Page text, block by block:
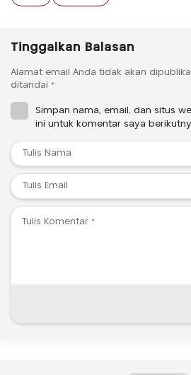
Tinggalkan Balasan
Alamat email Anda tidak akan
ditandai *
Simpan nama, email, dan situs
ini untuk komentar saya